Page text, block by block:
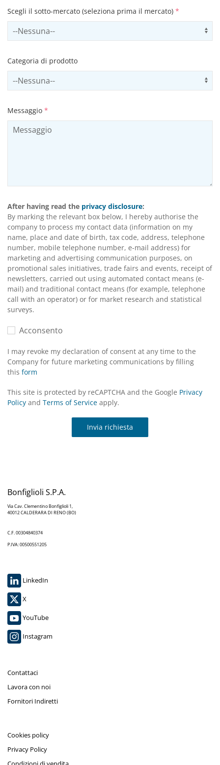
Scegli il sotto-mercato (seleziona prima il mercato) *
Select subSector
Categoria di prodotto
Select productCategory
Messaggio *
After having read the privacy disclosure:
By marking the relevant box below, I hereby authorise the
company to process my contact data (information on my
name, place and date of birth, tax code, address, telephone
number, mobile telephone number, e-mail address) for
marketing and advertising communication purposes, on
promotional sales initiatives, trade fairs and events, receipt of
newsletters, carried out using automated contact means (e-
mail) and traditional contact means (for example, telephone
call with an operator) or for market research and statistical
surveys.
Acconsento
I may revoke my declaration of consent at any time to the
Company for future marketing communications by filling
this form
This site is protected by reCAPTCHA and the Google Privacy
Policy and Terms of Service apply.
Invia richiesta
Bonfiglioli S.P.A.
Via Cav. Clementino Bonfiglioli 1,
40012 CALDERARA DI RENO (BO)
C.F. 00304840374
P.IVA: 00500551205
LinkedIn
X
YouTube
Instagram
Contattaci
Lavora con noi
Fornitori Indiretti
Cookies policy
Privacy Policy